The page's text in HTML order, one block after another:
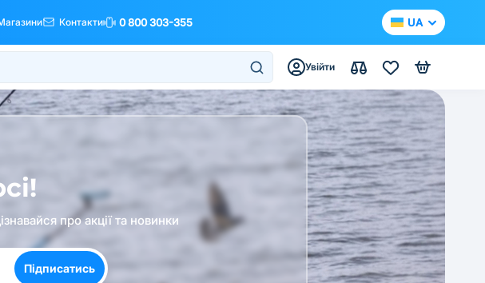
Контакти 0 800 303-355 UA
Увійти
про акції та новинки
Підписатись